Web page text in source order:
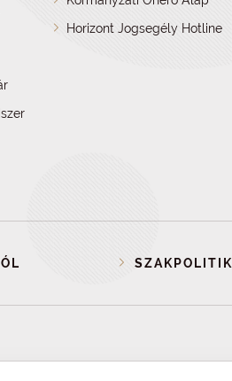
Horizont Jogsegély Hotline